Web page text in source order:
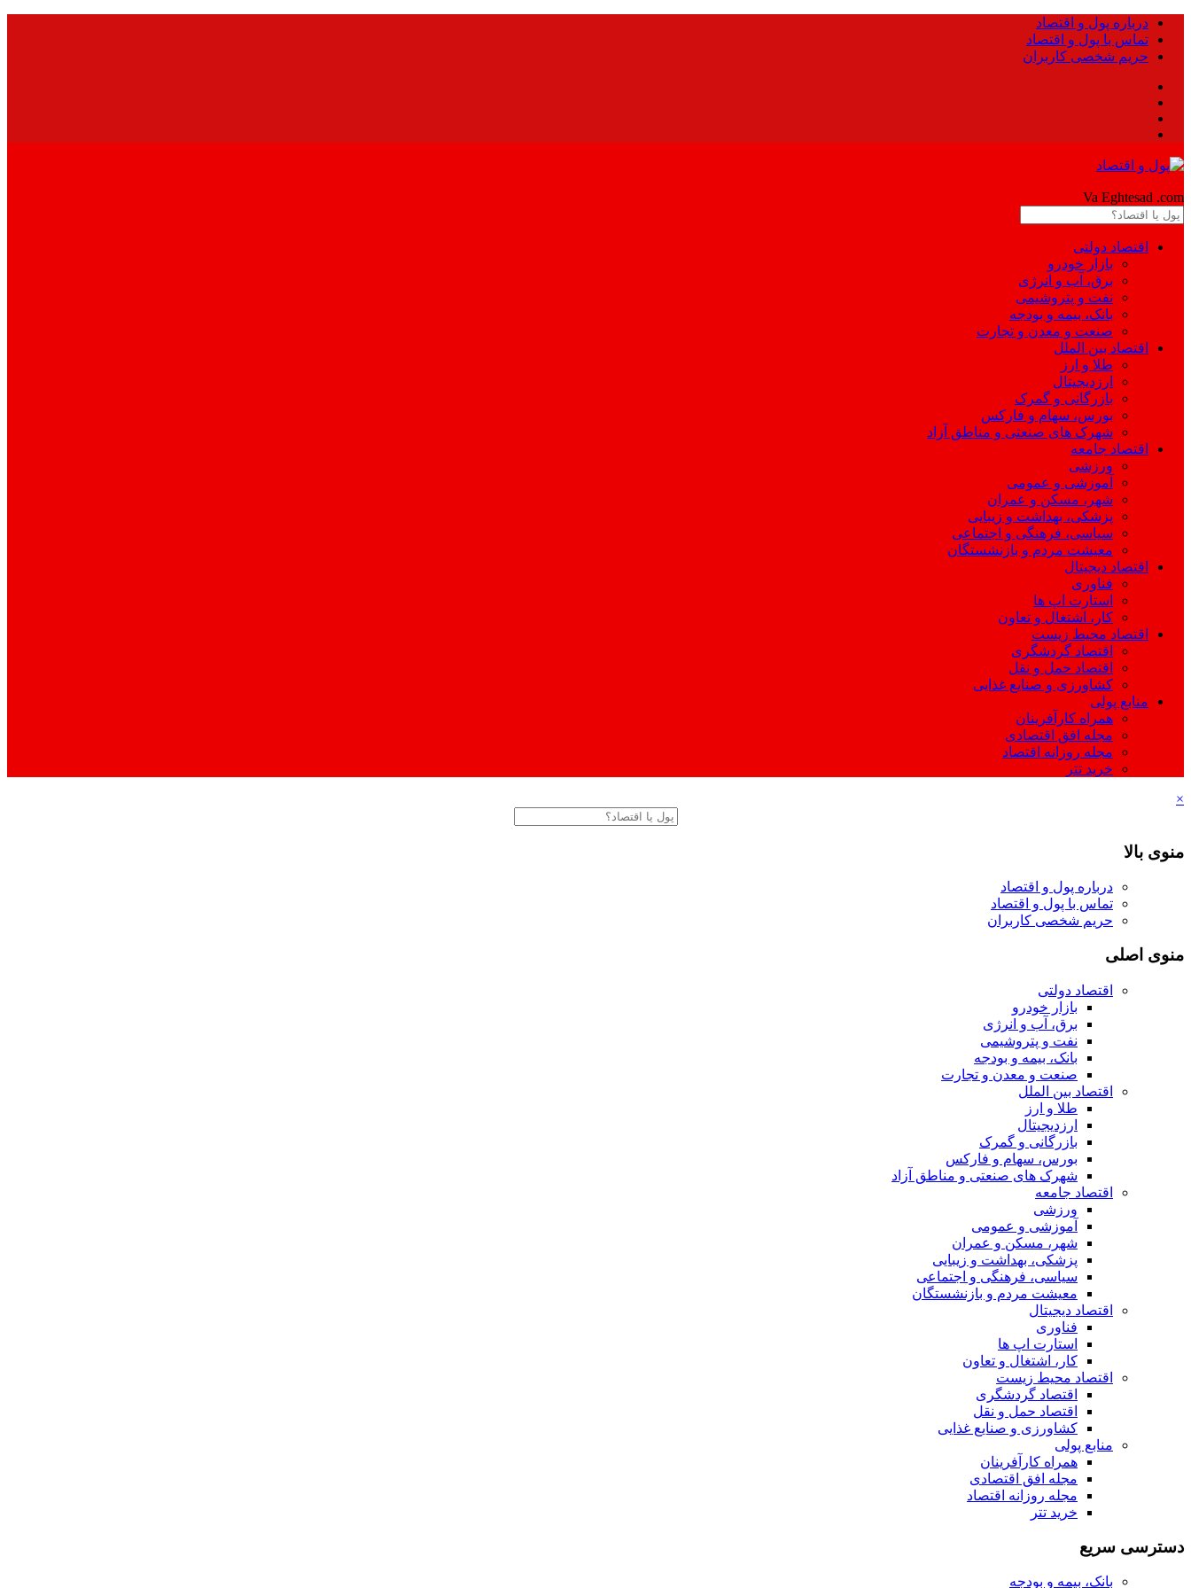
درباره پول و اقتصاد
تماس با پول و اقتصاد
حریم شخصی کاربران
Va Eghtesad .com
اقتصاد دولتی
بازار خودرو
برق، آب و انرژی
نفت و پتروشیمی
بانک، بیمه و بودجه
صنعت و معدن و تجارت
اقتصاد بین الملل
طلا و ارز
ارزدیجیتال
بازرگانی و گمرک
بورس، سهام و فارکس
شهرک های صنعتی و مناطق آزاد
اقتصاد جامعه
ورزشی
آموزشی و عمومی
شهر، مسکن و عمران
پزشکی، بهداشت و زیبایی
سیاسی، فرهنگی و اجتماعی
معیشت مردم و بازنشستگان
اقتصاد دیجیتال
فناوری
استارت اپ ها
کار، اشتغال و تعاون
اقتصاد محیط زیست
اقتصاد گردشگری
اقتصاد حمل و نقل
کشاورزی و صنایع غذایی
منابع پولی
همراه کارآفرینان
مجله افق اقتصادی
مجله روزانه اقتصاد
خرید تتر
×
منوی بالا
درباره پول و اقتصاد
تماس با پول و اقتصاد
حریم شخصی کاربران
منوی اصلی
اقتصاد دولتی
بازار خودرو
برق، آب و انرژی
نفت و پتروشیمی
بانک، بیمه و بودجه
صنعت و معدن و تجارت
اقتصاد بین الملل
طلا و ارز
ارزدیجیتال
بازرگانی و گمرک
بورس، سهام و فارکس
شهرک های صنعتی و مناطق آزاد
اقتصاد جامعه
ورزشی
آموزشی و عمومی
شهر، مسکن و عمران
پزشکی، بهداشت و زیبایی
سیاسی، فرهنگی و اجتماعی
معیشت مردم و بازنشستگان
اقتصاد دیجیتال
فناوری
استارت اپ ها
کار، اشتغال و تعاون
اقتصاد محیط زیست
اقتصاد گردشگری
اقتصاد حمل و نقل
کشاورزی و صنایع غذایی
منابع پولی
همراه کارآفرینان
مجله افق اقتصادی
مجله روزانه اقتصاد
خرید تتر
دسترسی سریع
بانک، بیمه و بودجه